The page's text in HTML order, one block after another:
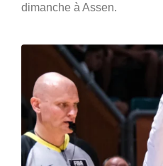
dimanche à Assen.